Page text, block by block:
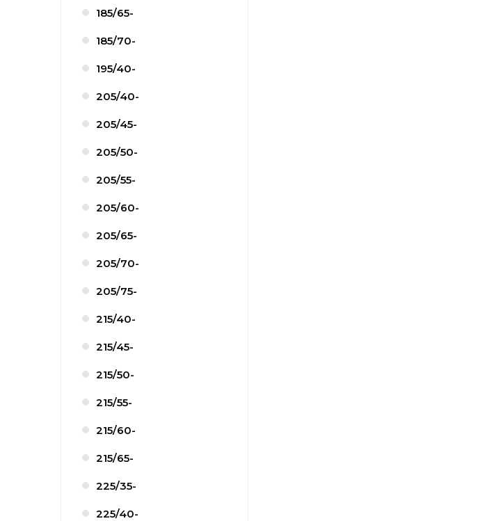
185/65-
185/70-
195/40-
205/40-
205/45-
205/50-
205/55-
205/60-
205/65-
205/70-
205/75-
215/40-
215/45-
215/50-
215/55-
215/60-
215/65-
225/35-
225/40-